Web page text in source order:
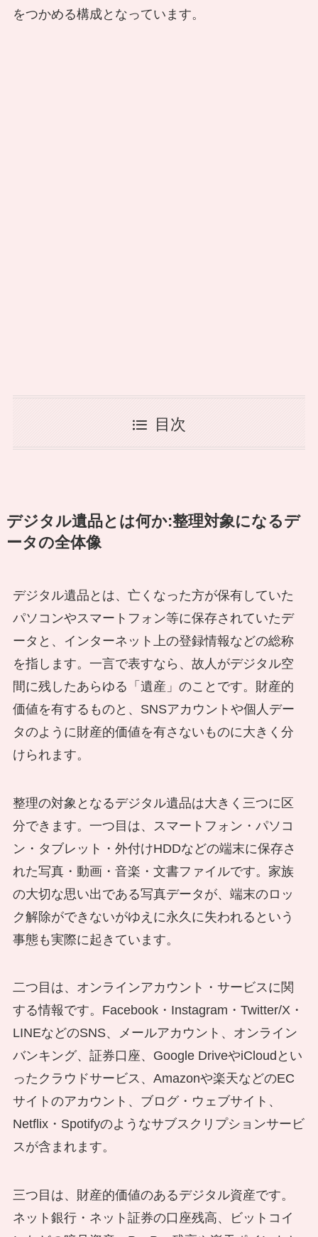
をつかめる構成となっています。
目次
デジタル遺品とは何か:整理対象になるデ
ータの全体像
デジタル遺品とは、亡くなった方が保有していた
パソコンやスマートフォン等に保存されていたデ
ータと、インターネット上の登録情報などの総称
を指します。一言で表すなら、故人がデジタル空
間に残したあらゆる「遺産」のことです。財産的
価値を有するものと、SNSアカウントや個人デー
タのように財産的価値を有さないものに大きく分
けられます。
整理の対象となるデジタル遺品は大きく三つに区
分できます。一つ目は、スマートフォン・パソコ
ン・タブレット・外付けHDDなどの端末に保存さ
れた写真・動画・音楽・文書ファイルです。家族
の大切な思い出である写真データが、端末のロッ
ク解除ができないがゆえに永久に失われるという
事態も実際に起きています。
二つ目は、オンラインアカウント・サービスに関
する情報です。Facebook・Instagram・Twitter/X・
LINEなどのSNS、メールアカウント、オンライン
バンキング、証券口座、Google DriveやiCloudとい
ったクラウドサービス、Amazonや楽天などのEC
サイトのアカウント、ブログ・ウェブサイト、
Netflix・Spotifyのようなサブスクリプションサービ
スが含まれます。
三つ目は、財産的価値のあるデジタル資産です。
ネット銀行・ネット証券の口座残高、ビットコイ